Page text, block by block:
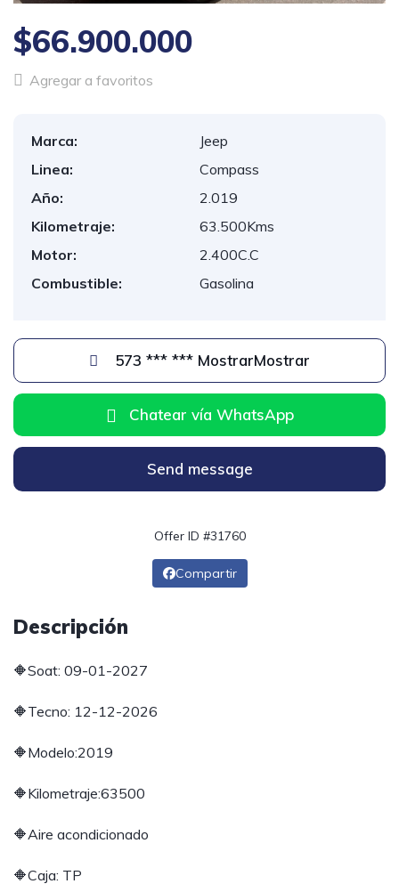
$66.900.000
Agregar a favoritos
Marca:
Jeep
Linea:
Compass
Año:
2.019
Kilometraje:
63.500Kms
Motor:
2.400C.C
Combustible:
Gasolina
573 *** *** MostrarMostrar
Chatear vía WhatsApp
Send message
Offer ID #31760
Compartir
Descripción
🔶Soat: 09-01-2027
🔶Tecno: 12-12-2026
🔶Modelo:2019
🔶Kilometraje:63500
🔶Aire acondicionado
🔶Caja: TP